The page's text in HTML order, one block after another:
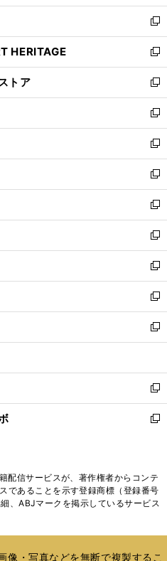
ウ
で
開
く
ン
ド
ウ
で
開
く
新
し
い
ウ
ィ
ン
ド
ウ
で
開
く
HERITAGE
新
し
い
ウ
ィ
ン
ド
ウ
で
開
く
トア
新
し
い
ウ
ィ
ン
ド
ウ
で
開
く
新
し
い
ウ
ィ
ン
ド
ウ
で
開
く
新
し
い
ウ
ィ
ン
ド
ウ
で
開
く
新
し
い
ウ
ィ
ン
ド
ウ
で
開
く
新
し
い
ウ
ィ
ン
ド
ウ
で
開
新
し
い
ウ
ィ
ン
ド
ウ
開
く
新
し
い
ウ
ィ
ン
ウ
で
開
く
新
し
い
ウ
ン
ド
ウ
で
新
し
ウ
ィ
ン
ド
く
新
し
い
ド
ウ
で
新
ィ
ン
ド
開
配信サービスが、著作権者からコンテ
であることを示す登録商標（登録番号
、ABJマークを掲示しているサービス
像・写真などを無断で複製するこ